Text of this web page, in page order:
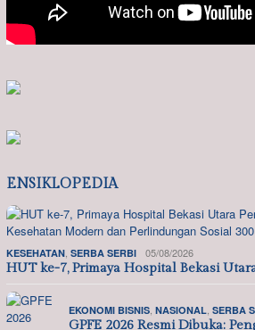
ENSIKLOPEDIA
KESEHATAN SERBA SERBI 05/08/2026
HUT ke-7, Primaya Hospital Bekasi
EKONOMI BISNIS NASIONAL SERBA
GPFE 2026 Resmi Dibuka: